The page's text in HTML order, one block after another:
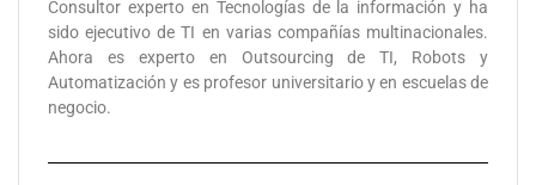
Consultor experto en Tecnologías de la información y ha
sido ejecutivo de TI en varias compañías multinacionales.
Ahora es experto en Outsourcing de TI, Robots y
Automatización y es profesor universitario y en escuelas de
negocio.